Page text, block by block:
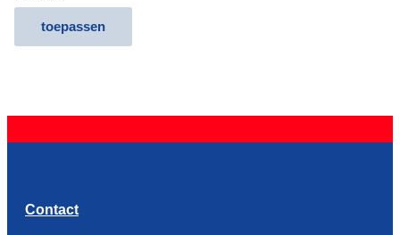
toepassen
Contact